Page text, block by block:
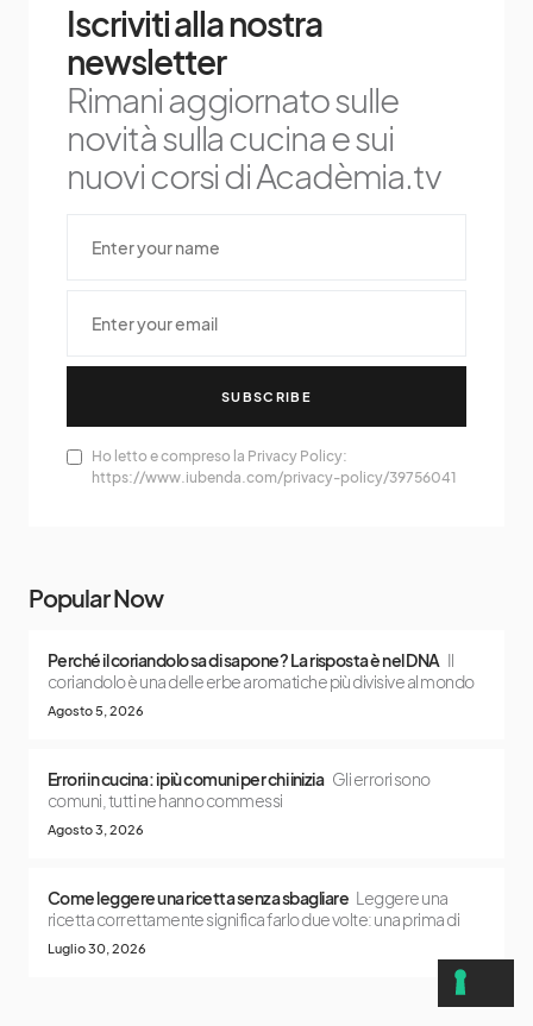
Iscriviti alla nostra
newsletter
Rimani aggiornato sulle
novità sulla cucina e sui
nuovi corsi di Acadèmia.tv
SUBSCRIBE
Ho letto e compreso la Privacy Policy:
https://www.iubenda.com/privacy-policy/39756041
Popular Now
Perché il coriandolo sa di sapone? La risposta è nel DNA Il
coriandolo è una delle erbe aromatiche più divisive al mondo
Agosto 5, 2026
Errori in cucina: i più comuni per chi inizia Gli errori sono
comuni, tutti ne hanno commessi
Agosto 3, 2026
Come leggere una ricetta senza sbagliare Leggere una
ricetta correttamente significa farlo due volte: una prima di
Luglio 30, 2026